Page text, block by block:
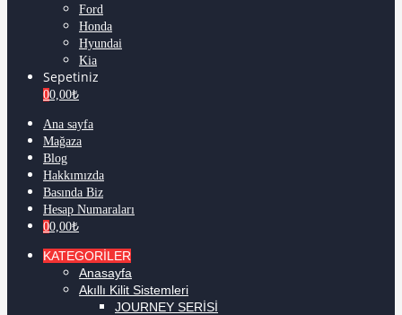
Ford
Honda
Hyundai
Kia
Sepetiniz
00,00₺
Ana sayfa
Mağaza
Blog
Hakkımızda
Basında Biz
Hesap Numaraları
00,00₺
KATEGORİLER
Anasayfa
Akıllı Kilit Sistemleri
JOURNEY SERİSİ